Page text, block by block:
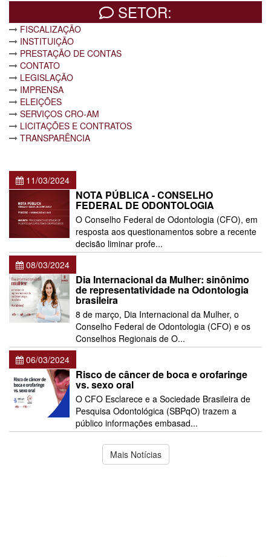
SETOR:
FISCALIZAÇÃO
INSTITUIÇÃO
PRESTAÇÃO DE CONTAS
CONTATO
LEGISLAÇÃO
IMPRENSA
ELEIÇÕES
SERVIÇOS CRO-AM
LICITAÇÕES E CONTRATOS
TRANSPARÊNCIA
11/03/2024
NOTA PÚBLICA - CONSELHO
FEDERAL DE ODONTOLOGIA
O Conselho Federal de Odontologia (CFO), em
resposta aos questionamentos sobre a recente
decisão liminar profe...
08/03/2024
Dia Internacional da Mulher: sinônimo
de representatividade na Odontologia
brasileira
8 de março, Dia Internacional da Mulher, o
Conselho Federal de Odontologia (CFO) e os
Conselhos Regionais de O...
06/03/2024
Risco de câncer de boca e orofaringe
vs. sexo oral
O CFO Esclarece e a Sociedade Brasileira de
Pesquisa Odontológica (SBPqO) trazem a
público informações embasad...
Mais Notícias